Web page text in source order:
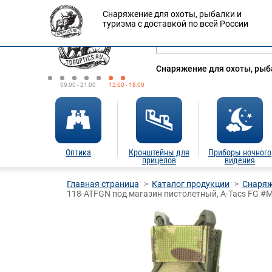
09:00 - 21:00 12:00 - 18:00
Оплата Доставка
Снаряжение для охоты,
Оптика
Кронштейны для
прицелов
Приборы ночного
видения
Снаряжение для охоты, рыбалки и
туризма с доставкой по всей России
Главная страница Каталог продукции
118-ATFGN под магазин пистолетный, A-Tacs FG